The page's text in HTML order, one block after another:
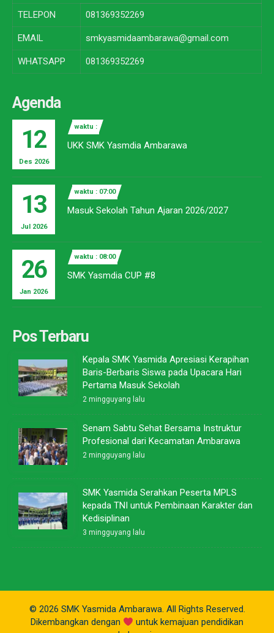
TELEPON 081369352269
EMAIL smkyasmidaambarawa@gmail.com
WHATSAPP 081369352269
Agenda
12
Des 2026
waktu :
UKK SMK Yasmdia Ambarawa
13
Jul 2026
waktu : 07:00
Masuk Sekolah Tahun Ajaran 2026/2027
26
Jan 2026
waktu : 08:00
SMK Yasmdia CUP #8
Pos Terbaru
Kepala SMK Yasmida Apresiasi Kerapihan
Baris-Berbaris Siswa pada Upacara Hari
Pertama Masuk Sekolah
2 mingguyang lalu
Senam Sabtu Sehat Bersama Instruktur
Profesional dari Kecamatan Ambarawa
2 mingguyang lalu
SMK Yasmida Serahkan Peserta MPLS
kepada TNI untuk Pembinaan Karakter dan
Kedisiplinan
3 mingguyang lalu
© 2026 SMK Yasmida Ambarawa. All Rights Reserved.
Dikembangkan dengan
untuk kemajuan pendidikan